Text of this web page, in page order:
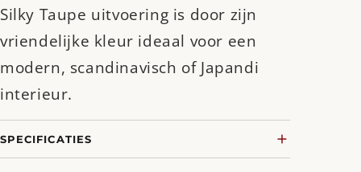
Silky Taupe uitvoering is door zijn
vriendelijke kleur ideaal voor een
modern, scandinavisch of Japandi
interieur.
SPECIFICATIES